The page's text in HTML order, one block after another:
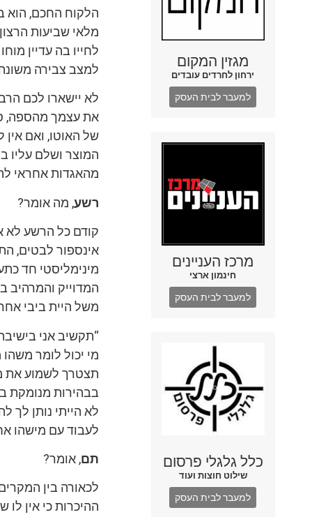
מגזין המקום
ירחון לחרדים עובדים
למעבר לבית העסק
מרכז העניינים
חינמון ארצי
למעבר לבית העסק
כלל גלגלי פרסום
שילוט חוצות ועוד
למעבר לבית העסק
הלקוח החכם, הוא
מלאי שביעות
לחייו בה עדיין
למצב צבירה משונה
לא יישארו לכם
את עצמך מהספה,
של האוטו, ואם
המוצר ושלם עליו
מהאגדות אחראי
רשע, מה אומר?
קודם כל הרשע לא
אינספור לבטים,
מינימליסטי חד
המדוייק והמרהיב
משל היית ביבי אחרי
“תקשיב אני
מי יכול לומר
תצטרך לשמוע את
בבהירות מנומקת
לא הייתי נותן לך
לעבוד עם מישהו
תם, אומר?
לכאורה בין
ההיכרות כי אין